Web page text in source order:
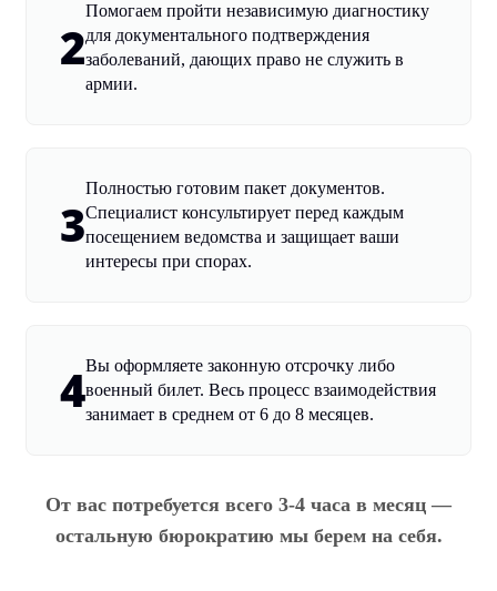
2
Помогаем пройти независимую диагностику
для документального подтверждения
заболеваний, дающих право не служить в
армии.
3
Полностью готовим пакет документов.
Специалист консультирует перед каждым
посещением ведомства и защищает ваши
интересы при спорах.
4Вы оформляете законную отсрочку либо
военный билет. Весь процесс взаимодействия
занимает в среднем от 6 до 8 месяцев.
От вас потребуется всего 3-4 часа в месяц —
остальную бюрократию мы берем на себя.